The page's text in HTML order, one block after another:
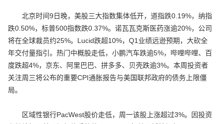
北京时间9日晚，美股三大指数集体低开，道指跌0.19%，纳指
跌0.50%，标普500指数跌0.37%。诺瓦瓦克斯医药涨逾20%，公司
将在全球裁员约25%。Lucid跌超10%，Q1业绩远逊预期，大砍全
年交付量指引。热门中概股走低，小鹏汽车跌逾5%，哔哩哔哩、百
度跌超4%，京东、阿里巴巴、拼多多、贝壳跌逾3%。本周投资者
关注周三将公布的重要CPI通胀报告与美国联邦政府的债务上限僵
局。
区域性银行PacWest股价走低，周一该股上涨超过3%。因投资